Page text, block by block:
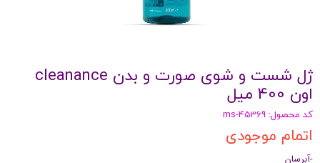
ژل شست و شوی صورت و بدن cleanance
اون 400 میل
کد محصول: ms-45369
اتمام موجودی
-آبرسان